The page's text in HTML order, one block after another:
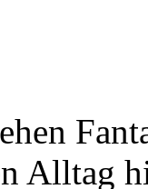
Alltag